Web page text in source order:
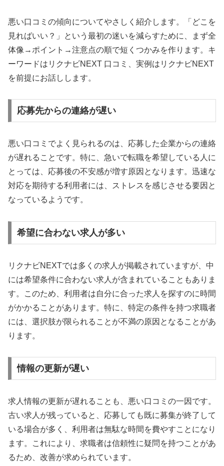
悪い口コミの傾向についてやさしく紹介します。「どこを
見ればいい？」という最初の迷いを減らすために、まず全
体像→ポイント→注意点の順で短くつかみを作ります。キ
ーワードはリクナビNEXT 口コミ、実例はリクナビNEXT
を前提にお話しします。
応募先からの連絡が遅い
悪い口コミでよく見られるのは、応募した企業からの連絡
が遅れることです。特に、急いで転職を希望している人に
とっては、応募後の不安感が増す原因となります。迅速な
対応を期待する利用者には、ストレスを感じさせる要因と
なっているようです。
希望に合わない求人が多い
リクナビNEXTでは多くの求人が掲載されていますが、中
には希望条件に合わない求人が含まれていることもありま
す。このため、利用者は自分に合った求人を探すのに時間
がかかることがあります。特に、特定の条件を持つ求職者
には、選択肢が限られることが不満の原因となることがあ
ります。
情報の更新が遅い
求人情報の更新が遅れることも、悪い口コミの一因です。
古い求人が残っていると、応募しても既に募集が終了して
いる場合が多く、利用者は無駄な時間を費やすことになり
ます。これにより、求職者は信頼性に疑問を持つことがあ
るため、改善が求められています。